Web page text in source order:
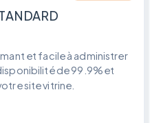
et facile à administrer
de 99.9% et
site vitrine.